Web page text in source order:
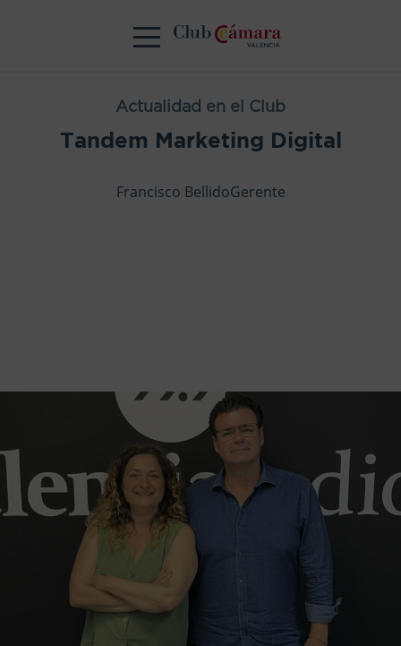
Actualidad en el Club
Tandem Marketing Digital
Francisco BellidoGerente